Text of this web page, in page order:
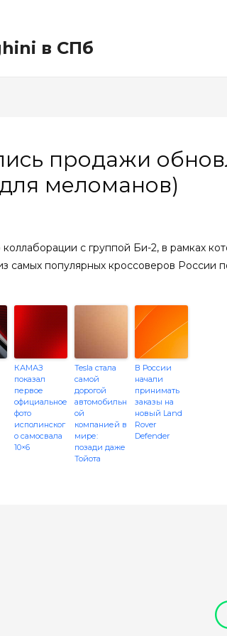
в СПб
продажи
меломанов)
с группой Би-2, в рамках
самых популярных кроссоверов России
КАМАЗ
показал
первое
официальное
фото
исполинског
о самосвала
10×6
Tesla стала
самой
дорогой
автомобильн
ой
компанией в
мире:
позади даже
Тойота
В России
начали
принимать
заказы на
новый Land
Rover
Defender